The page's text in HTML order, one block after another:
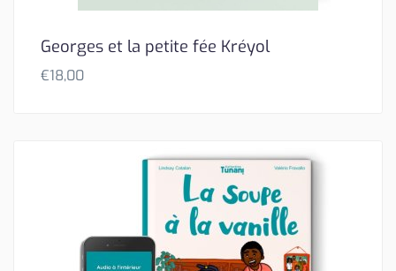
Georges et la petite fée Kréyol
€18,00